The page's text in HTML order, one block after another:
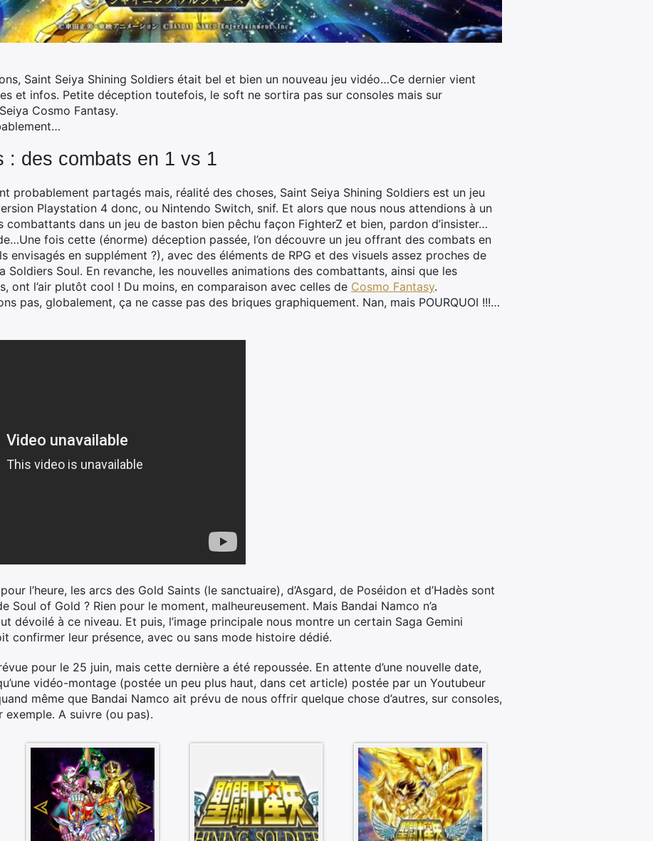
Saint Seiya Shining Soldiers était bel et bien un nouveau jeu vidéo…Ce dernier vient
et infos. Petite déception toutefois, le soft ne sortira pas sur consoles mais sur
Cosmo Fantasy.
: des combats en 1 vs 1
probablement partagés mais, réalité des choses, Saint Seiya Shining Soldiers est un jeu
Playstation 4 donc, ou Nintendo Switch, snif. Et alors que nous nous attendions à un
combattants dans un jeu de baston bien pêchu façon FighterZ et bien, pardon d’insister…
fois cette (énorme) déception passée, l’on découvre un jeu offrant des combats en
envisagés en supplément ?), avec des éléments de RPG et des visuels assez proches de
Soldiers Soul. En revanche, les nouvelles animations des combattants, ainsi que les
ont l’air plutôt cool ! Du moins, en comparaison avec celles de Cosmo Fantasy.
pas, globalement, ça ne casse pas des briques graphiquement. Nan, mais POURQUOI !!!…
l’heure, les arcs des Gold Saints (le sanctuaire), d’Asgard, de Poséidon et d’Hadès sont
Soul of Gold ? Rien pour le moment, malheureusement. Mais Bandai Namco n’a
dévoilé à ce niveau. Et puis, l’image principale nous montre un certain Saga Gemini
confirmer leur présence, avec ou sans mode histoire dédié.
pour le 25 juin, mais cette dernière a été repoussée. En attente d’une nouvelle date,
vidéo-montage (postée un peu plus haut, dans cet article) postée par un Youtubeur
même que Bandai Namco ait prévu de nous offrir quelque chose d’autres, sur consoles,
exemple. A suivre (ou pas).